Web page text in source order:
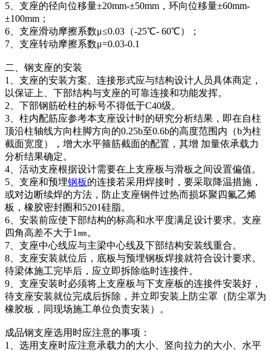
5、支座的径向位移量±20mm-±50mm，环向位移量±60mm-
±100mm；
6、支座滑动摩擦系数μ≤0.03（-25℃- 60℃）；
7、支座转动摩擦系数μ=0.03-0.1
二、钢支座的安装
1、支座的安装方案、连接形式应与结构设计人员具体商定，
以保证上、下部结构与支座的可靠连接和功能发挥。
2、下部钢筋砼柱的标号不得低于C40级。
3、柱内配筋应参考本支座设计时的研究分析结果，即在自柱
顶沿柱轴线方向柱脚方向的0.25b至0.6b的高度范围内（b为柱
截面宽度），增大水平箍筋截面的配置，其增 加量依承载力
分析结果确定。
4、活动支座根据设计需要在上支座板与滑板之间设置偏值。
5、支座和预埋钢板的连接若采用焊接时，要采取降温措施，
或对边断续焊的方法，防止支座钢件过热而损坏聚四氟乙烯
板，橡胶密封圈和5201硅脂。
6、安装前应使下部结构的标高和水平度满足设计要求。支座
四角高差不大于1㎜。
7、支座中心线应与主梁中心线及下部结构安装线重合。
8、支座安装就位后，底板与预埋钢板焊接就符合设计要求。
待梁体施工完毕后，应立即拆除临时连接件。
9、支座安装时必须将上支座板与下支座板的连接件安装好，
待支座安装就位完成后拆除，并立即安装上防尘罩（防尘罩为
橡胶板，同现场施工单位负责安装）。
成品钢支座选用时应注意的事项：
1、选用支座时应注意承载力的大小、竖向拉力的大小、水平